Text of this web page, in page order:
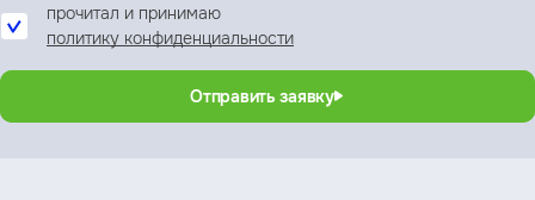
прочитал и принимаю
политику конфиденциальности
Отправить заявку